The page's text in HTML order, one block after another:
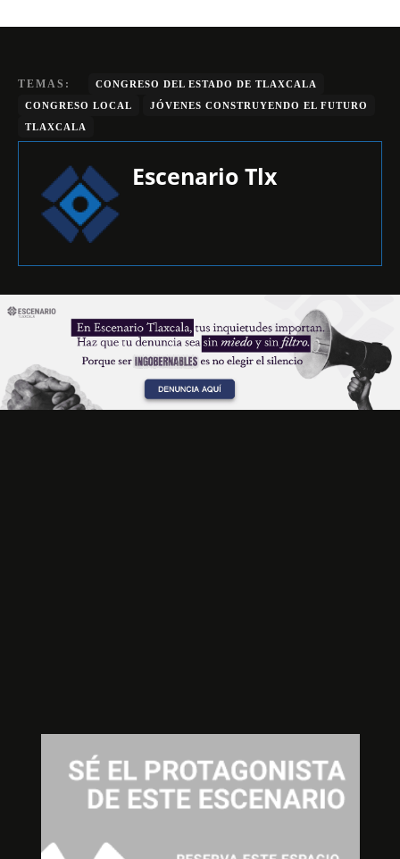
TEMAS:
CONGRESO DEL ESTADO DE TLAXCALA
CONGRESO LOCAL
JÓVENES CONSTRUYENDO EL FUTURO
TLAXCALA
Escenario Tlx